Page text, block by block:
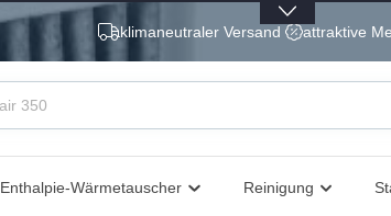
klimaneutraler Versand attraktive
Enthalpie-Wärmetauscher Reinigung